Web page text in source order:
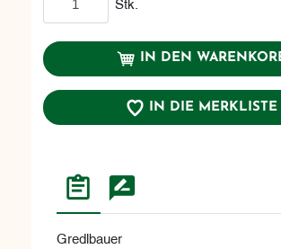
Stk.
IN DEN
IN DIE MERKLISTE
Gredlbauer